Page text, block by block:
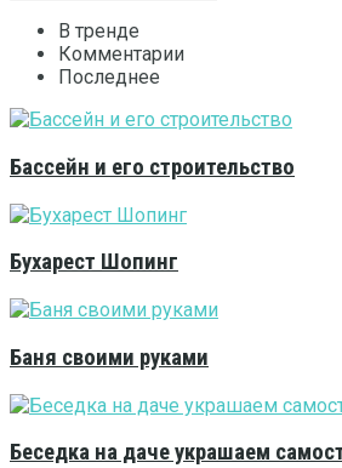
В тренде
Комментарии
Последнее
Бассейн и его строительство
Бухарест Шопинг
Баня своими руками
Беседка на даче украшаем